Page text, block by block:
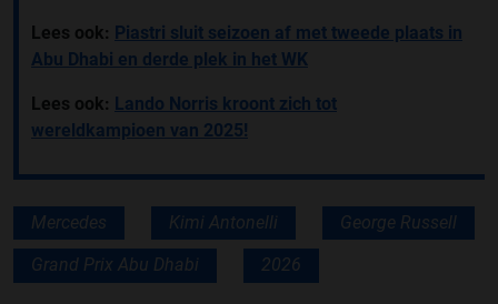
Lees ook: Piastri sluit seizoen af met tweede plaats in
Abu Dhabi en derde plek in het WK
Lees ook: Lando Norris kroont zich tot
wereldkampioen van 2025!
Mercedes Kimi Antonelli George Russell
Grand Prix Abu Dhabi 2026